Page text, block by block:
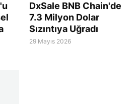
DxSale BNB Chain'de
7.3 Milyon Dolar
Sızıntıya Uğradı
29 Mayıs 2026